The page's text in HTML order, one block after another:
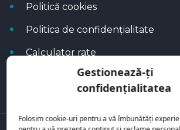
Gestionează-ți
confidențialitatea
Folosim cookie-uri pentru a vă îmbunătăți
Politică cookies
Politica de confidențialitate
Calculator rate
Blog Autoflux